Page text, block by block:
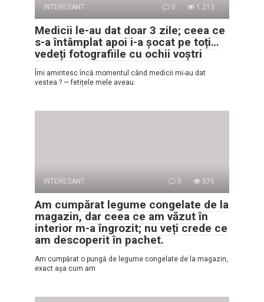
INTERESANT 0 1 213
Medicii le-au dat doar 3 zile; ceea ce
s-a întâmplat apoi i-a șocat pe toți…
vedeți fotografiile cu ochii voștri
Îmi amintesc încă momentul când medicii mi-au dat
vestea ? — fetițele mele aveau
INTERESANT 0 575
Am cumpărat legume congelate de la
magazin, dar ceea ce am văzut în
interior m-a îngrozit; nu veți crede ce
am descoperit în pachet.
Am cumpărat o pungă de legume congelate de la magazin,
exact așa cum am